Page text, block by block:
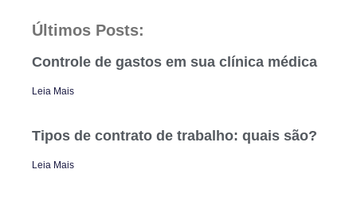
Últimos Posts:
Controle de gastos em sua clínica médica
Leia Mais
Tipos de contrato de trabalho: quais são?
Leia Mais